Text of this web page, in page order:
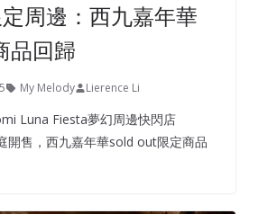
周邊：西九嘉年華
品回歸
My Melody Lierence Li
Luna Fiesta夢幻周邊快閃店
開售，西九嘉年華sold out限定商品